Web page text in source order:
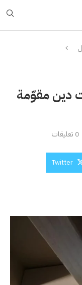
دين مقوّمة
0 تعليقات
Twitter